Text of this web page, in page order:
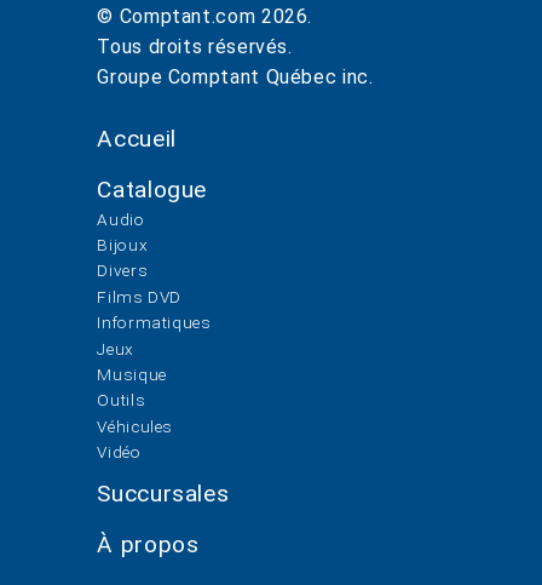
© Comptant.com 2026.
Tous droits réservés.
Groupe Comptant Québec inc.
Accueil
Catalogue
Audio
Bijoux
Divers
Films DVD
Informatiques
Jeux
Musique
Outils
Véhicules
Vidéo
Succursales
À propos